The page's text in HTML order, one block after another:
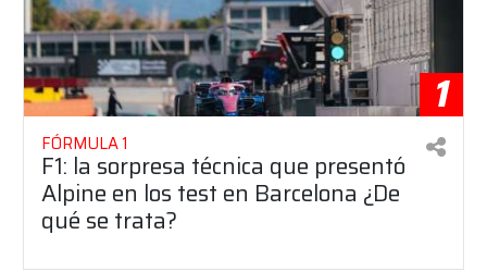
1
FÓRMULA 1
F1: la sorpresa técnica que presentó
Alpine en los test en Barcelona ¿De
qué se trata?